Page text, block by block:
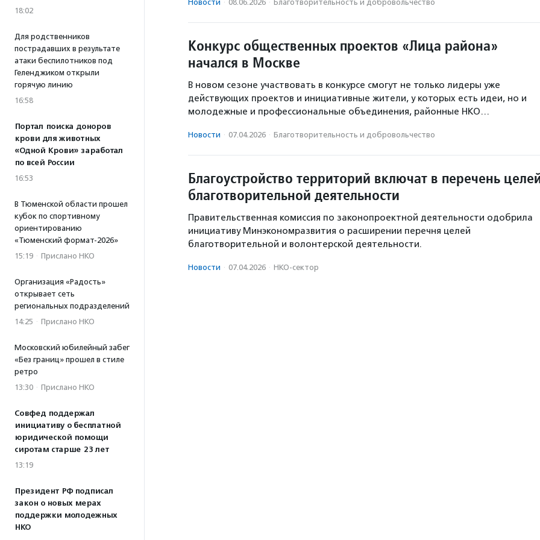
18:02
Для родственников
пострадавших в результате
атаки беспилотников под
Геленджиком открыли
горячую линию
16:58
Портал поиска доноров
крови для животных
«Одной Крови» заработал
по всей России
16:53
В Тюменской области прошел
кубок по спортивному
ориентированию
«Тюменский формат-2026»
15:19 · Прислано НКО
Организация «Радость»
открывает сеть
региональных подразделений
14:25 · Прислано НКО
Московский юбилейный забег
«Без границ» прошел в стиле
ретро
13:30 · Прислано НКО
Совфед поддержал
инициативу о бесплатной
юридической помощи
сиротам старше 23 лет
13:19
Президент РФ подписал
закон о новых мерах
поддержки молодежных
НКО
Новости · 08.06.2026 · Благотвори­тель­ность и доброволь­чест­во
Конкурс общественных проектов «Лица района»
начался в Москве
В новом сезоне участвовать в конкурсе смогут не только лидеры уже
действующих проектов и инициативные жители, у которых есть идеи, но и
молодежные и профессиональные объединения, районные НКО…
Новости · 07.04.2026 · Благотвори­тель­ность и доброволь­чест­во
Благоустройство территорий включат в перечень
благотворительной деятельности
Правительственная комиссия по законопроектной деятельности одобрила
инициативу Минэкономразвития о расширении перечня целей
благотворительной и волонтерской деятельности.
Новости · 07.04.2026 · НКО-сектор